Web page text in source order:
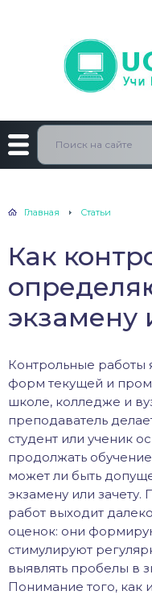
Главная Статьи
Как
экзамену
Контрольные работы
форм текущей и
школе, колледже и
преподаватель
студент или ученик
продолжать
может ли быть
экзамену или
работ выходит
оценок: они
стимулируют
выявлять пробелы в
Понимание того, как